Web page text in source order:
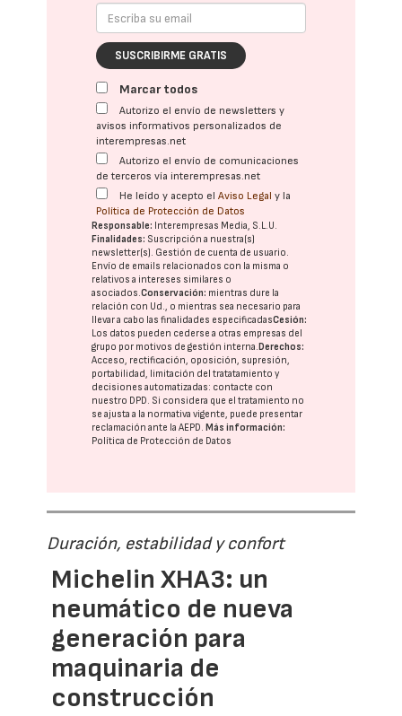
SUSCRIBIRME GRATIS
Marcar todos
Autorizo el envío de newsletters y
avisos informativos personalizados de
interempresas.net
Autorizo el envío de comunicaciones
de terceros vía interempresas.net
He leído y acepto elAviso Legal y la
Política de Protección de Datos
Responsable: Interempresas Media, S.L.U.
Finalidades: Suscripción a nuestra(s)
newsletter(s). Gestión de cuenta de usuario.
Envío de emails relacionados con la misma o
relativos a intereses similares o
asociados.Conservación: mientras dure la
relación con Ud., o mientras sea necesario para
llevar a cabo las finalidades especificadasCesión:
Los datos pueden cederse a otras empresas del
grupo por motivos de gestión interna. Derechos:
Acceso, rectificación, oposición, supresión,
portabilidad, limitación del tratatamiento y
decisiones automatizadas: contacte con
nuestro DPD. Si considera que el tratamiento no
se ajusta a la normativa vigente, puede presentar
reclamación ante laAEPD. Más información:
Política de Protección de Datos
Duración, estabilidad y confort
Michelin XHA3: un
neumático de nueva
generación para
maquinaria de
construcción